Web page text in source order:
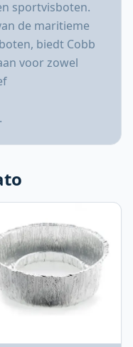
sportvisboten.
de maritieme
biedt Cobb
voor zowel